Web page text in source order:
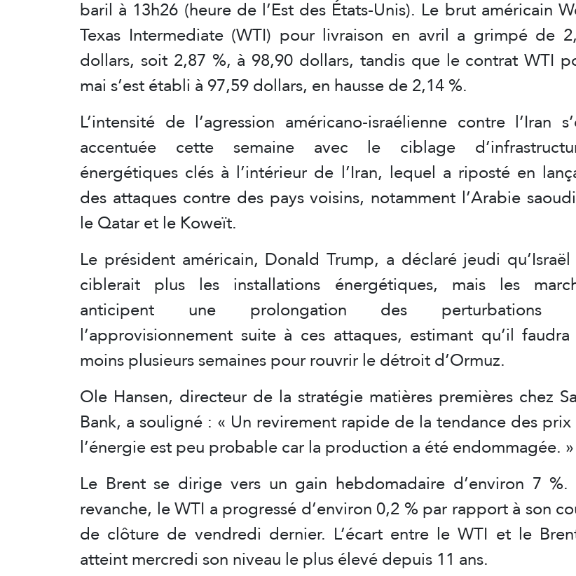
baril à 13h26 (heure de l’Est des États-Unis). Le brut américain
Texas Intermediate (WTI) pour livraison en avril a grimpé de
dollars, soit 2,87 %, à 98,90 dollars, tandis que le contrat WTI
mai s’est établi à 97,59 dollars, en hausse de 2,14 %.
L’intensité de l’agression américano-israélienne contre l’Iran
accentuée cette semaine avec le ciblage
énergétiques clés à l’intérieur de l’Iran, lequel a riposté en
des attaques contre des pays voisins, notamment l’Arabie
le Qatar et le Koweït.
Le président américain, Donald Trump, a déclaré jeudi
ciblerait plus les installations énergétiques, mais les
anticipent une prolongation des perturbations
l’approvisionnement suite à ces attaques, estimant qu’il
moins plusieurs semaines pour rouvrir le détroit d’Ormuz.
Ole Hansen, directeur de la stratégie matières premières chez
Bank, a souligné : « Un revirement rapide de la tendance des
l’énergie est peu probable car la production a été endommagée. »
Le Brent se dirige vers un gain hebdomadaire d’environ 7 %.
revanche, le WTI a progressé d’environ 0,2 % par rapport à son
de clôture de vendredi dernier. L’écart entre le WTI et le
atteint mercredi son niveau le plus élevé depuis 11 ans.